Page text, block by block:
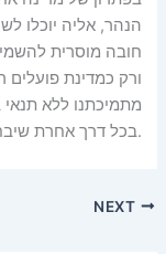
הנהר, אליה יוכלו
חובה מוסרית
ורק כמדינת פועלים
מתמיכתנו ללא
בכל דרך אחרת שיבחר.
NEXT